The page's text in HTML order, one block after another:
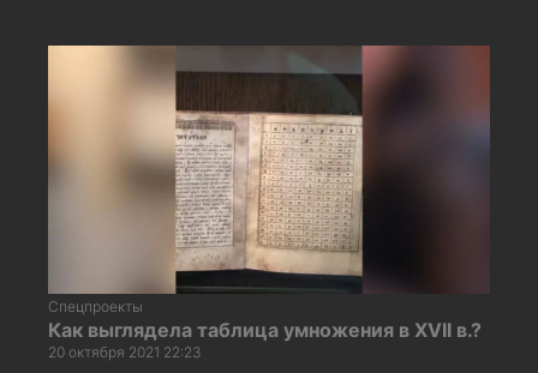
Спецпроекты
Как выглядела таблица умножения в XVII в.?
20 октября 2021 22:23